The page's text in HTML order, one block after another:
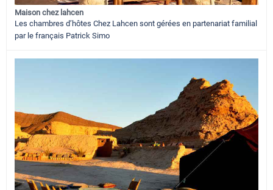
Maison chez lahcen
Les chambres d’hôtes Chez Lahcen sont gérées en partenariat familial
par le français Patrick Simo